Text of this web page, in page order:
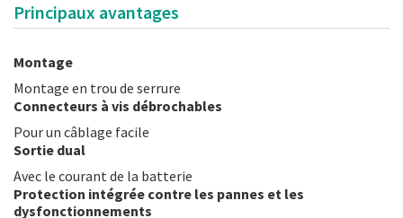
Principaux avantages
Montage
Montage en trou de serrure
Connecteurs à vis débrochables
Pour un câblage facile
Sortie dual
Avec le courant de la batterie
Protection intégrée contre les pannes et les
dysfonctionnements